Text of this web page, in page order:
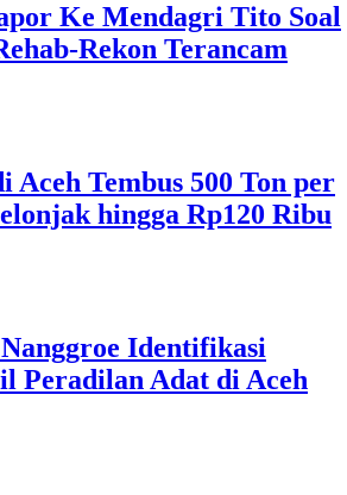
Ke Mendagri Tito Soal
Rekon Terancam
Aceh Tembus 500 Ton per
hingga Rp120 Ribu
Identifikasi
Peradilan Adat di Aceh